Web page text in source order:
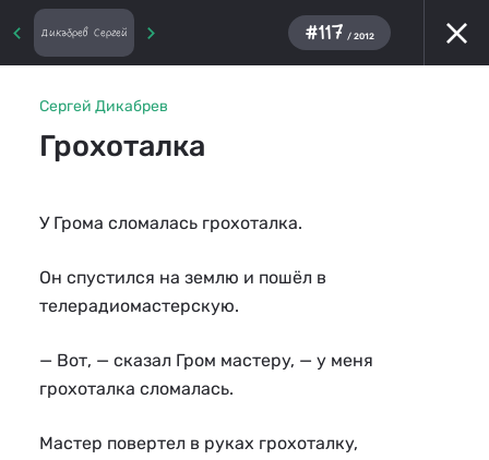
Дикабрев Сергей #117 / 2012
Сергей Дикабрев
Грохоталка
У Грома сломалась грохоталка.
Он спустился на землю и пошёл в
телерадиомастерскую.
— Вот, — сказал Гром мастеру, — у меня
грохоталка сломалась.
Мастер повертел в руках грохоталку,